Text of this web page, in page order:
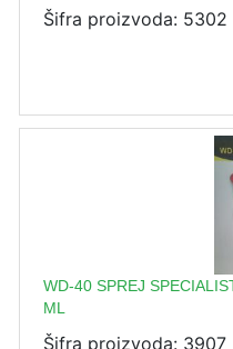
Šifra proizvoda: 5302
WD-40 SPREJ
ML
Šifra proizvoda: 3907